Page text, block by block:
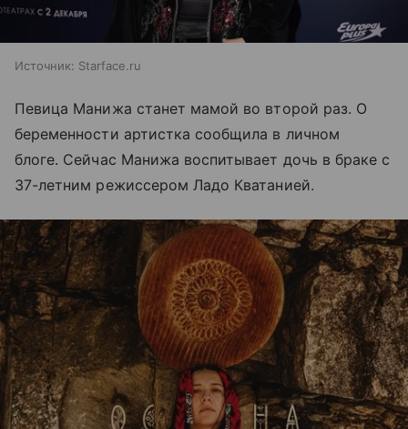
Источник: Starface.ru
Певица Манижа станет мамой во второй раз. О
беременности артистка сообщила в личном
блоге. Сейчас Манижа воспитывает дочь в браке с
37-летним режиссером Ладо Кватанией.